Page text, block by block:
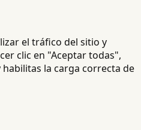
el tráfico del sitio y
clic en "Aceptar todas",
la carga correcta de